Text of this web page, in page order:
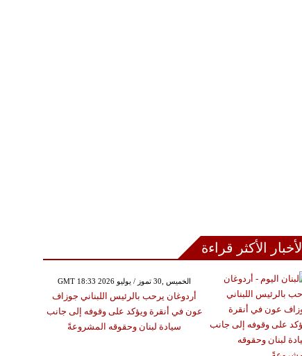
الأخبار الأكثر قراءة
GMT 18:33 2026 الخميس ,30 تموز / يوليو
أردوغان يرحب بالرئيس اللبناني جوزاف
عون في أنقرة ويؤكد على وقوفه إلى جانب
سيادة لبنان وحقوقه المشروعةً